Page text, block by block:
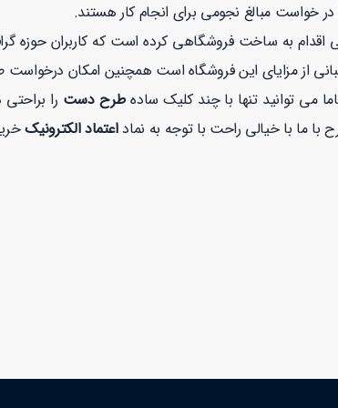
خواست مبالغ نجومی برای انجام کار هستند.
به ساخت فروشگاهی کرده است که کاربران حوزه
از مزایای این فروشگاه است همچنین امکان
می توانید تنها با چند کلیک سادهطرح دست را
اعتماد الکترونیک